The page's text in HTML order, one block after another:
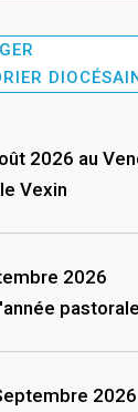
2026 au
Vexin
2026
2026